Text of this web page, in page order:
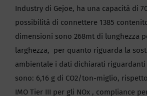
Industry di Gejoe, ha una capacità di
possibilità di connettere 1385
dimensioni sono 268mt di lunghezza
larghezza, per quanto riguarda la
ambientale i dati dichiarati riguardanti
sono: 6,16 g di CO2/ton-miglio,
IMO Tier III per gli NOx , compliance